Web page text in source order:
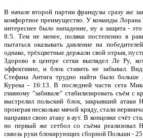
В начале второй партии французы сразу же
комфортное преимущество. У команды Лорана
интереснее было нападение, ну а защита -
8:5. Тем не менее, поляки постепенно в
пытаться оказывать давление на
однако, трёхцветные держали свой отрыв,
Здорово в центре сетки выглядел Ле Ру,
эффективно, и блок ставить не забывал.
Стефана Антига трудно найти было больше
Курека - 16:13. В последней части сета
главному "забивале" стабилизировать съём с
выстрелил польский блок, закрывший атаки
проиграв несколько мячей кряду, стали
направил свою атаку в аут. В концовке счёт
но первый же сетбол со съёма реализовал
сквозь руки блокирующих сборной Польши -